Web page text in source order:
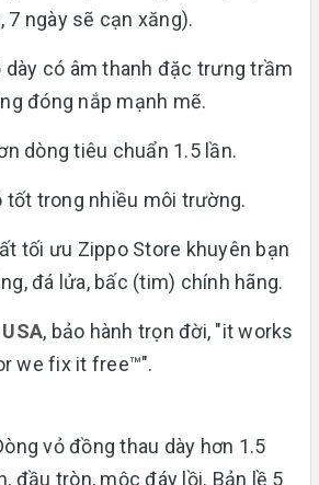
7 ngày sẽ cạn xăng).
dày có âm thanh đặc trưng trầm
đóng nắp mạnh mẽ.
dòng tiêu chuẩn 1.5 lần.
tốt trong nhiều môi trường.
tối ưu Zippo Store khuyên bạn
đá lửa, bấc (tim) chính hãng.
, bảo hành trọn đời, "it works
we fix it free™".
vỏ đồng thau dày hơn 1.5
đầu tròn, mộc đáy lồi. Bản lề 5